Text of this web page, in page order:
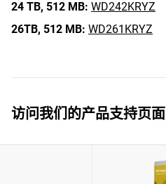
24 TB, 512 MB: WD242KRYZ
26TB, 512 MB: WD261KRYZ
访问我们的产品支持页面